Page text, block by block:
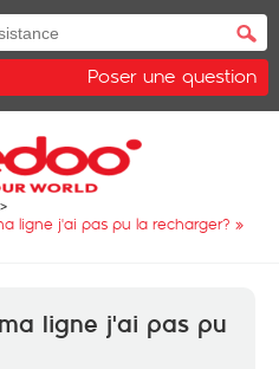
Poser une question
ligne j'ai pas pu la recharger? »
ligne j'ai pas pu